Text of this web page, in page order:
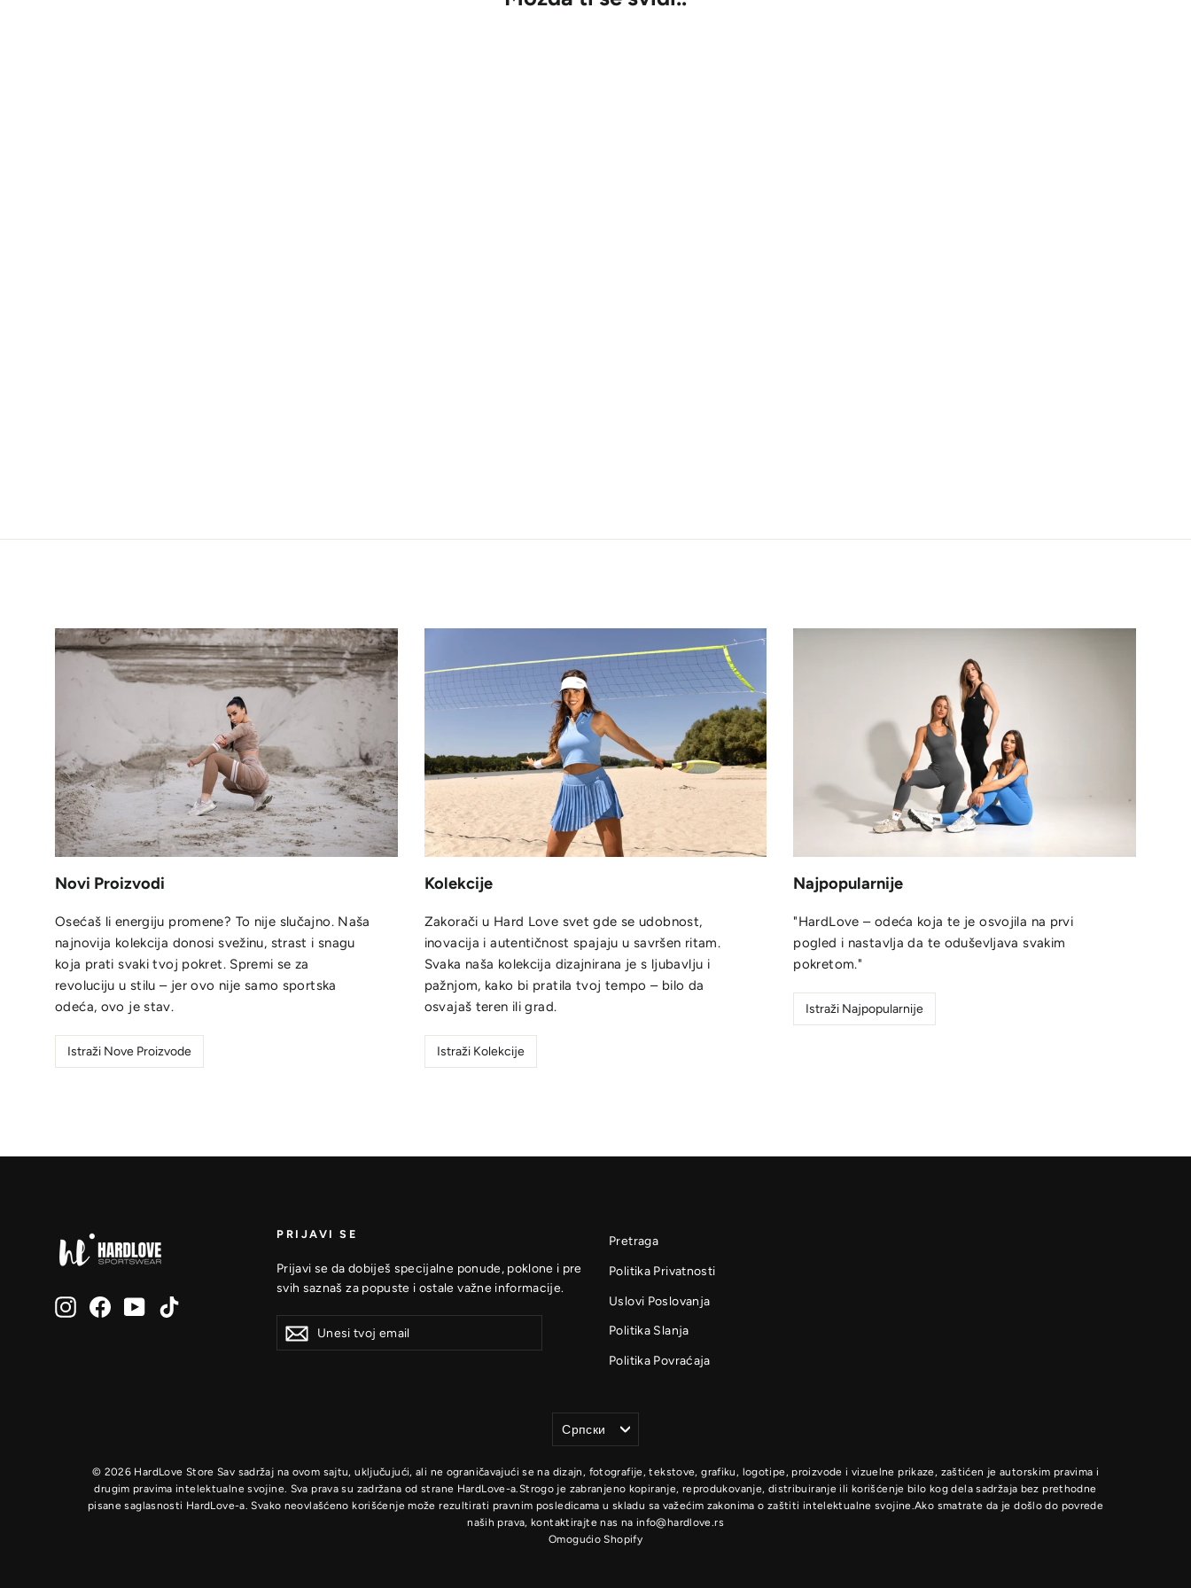
Novi Proizvodi
Osećaš li energiju promene? To nije slučajno. Naša
najnovija kolekcija donosi svežinu, strast i snagu
koja prati svaki tvoj pokret. Spremi se za
revoluciju u stilu – jer ovo nije samo sportska
odeća, ovo je stav.
Istraži Nove Proizvode
Kolekcije
Zakorači u Hard Love svet gde se udobnost,
inovacija i autentičnost spajaju u savršen ritam.
Svaka naša kolekcija dizajnirana je s ljubavlju i
pažnjom, kako bi pratila tvoj tempo – bilo da
osvajaš teren ili grad.
Istraži Kolekcije
Najpopularnije
"HardLove – odeća koja te je osvojila na prvi
pogled i nastavlja da te oduševljava svakim
pokretom."
Istraži Najpopularnije
InstagramFacebookYouTube
PRIJAVI SE
Prijavi se da dobiješ specijalne ponude, poklone i pre
svih saznaš za popuste i ostale važne informacije.
tvoj
se
Prijavi
se
Pretraga
Politika Privatnosti
Uslovi Poslovanja
Politika Slanja
Politika Povraćaja
Jezik
Српски
© 2026 HardLove Store Sav sadržaj na ovom sajtu, uključujući, ali ne ograničavajući se na dizajn, fotografije, tekstove, grafiku, logotipe, proizvode i vizuelne prikaze, zaštićen je autorskim pravima i
drugim pravima intelektualne svojine. Sva prava su zadržana od strane HardLove-a.Strogo je zabranjeno kopiranje, reprodukovanje, distribuiranje ili korišćenje bilo kog dela sadržaja bez prethodne
pisane saglasnosti HardLove-a. Svako neovlašćeno korišćenje može rezultirati pravnim posledicama u skladu sa važećim zakonima o zaštiti intelektualne svojine.Ako smatrate da je došlo do povrede
naših prava, kontaktirajte nas na info@hardlove.rs
Omogućio Shopify